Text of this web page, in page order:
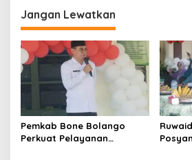
dan Sehat
Jangan Lewatkan
Pemkab Bone Bolango
Perkuat Pelayanan